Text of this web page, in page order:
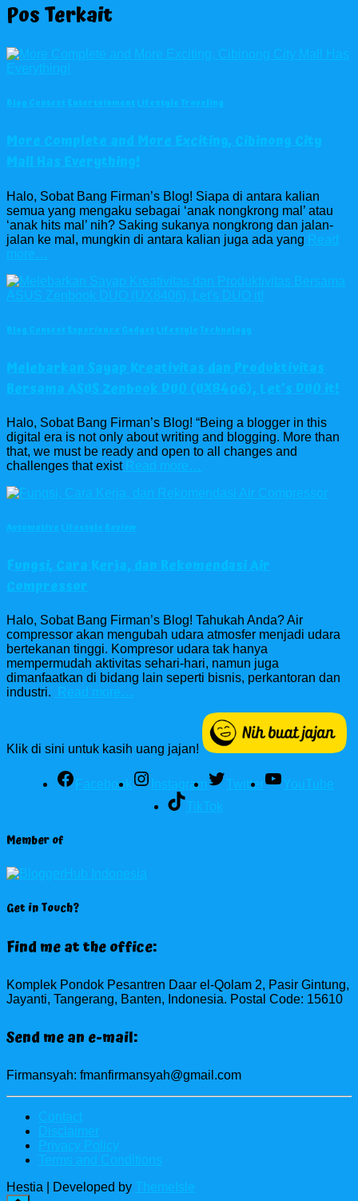
Pos Terkait
Blog ContestEntertainmentLifestyleTraveling
More Complete and More Exciting, Cibinong City
Mall Has Everything!
Halo, Sobat Bang Firman’s Blog! Siapa di antara kalian
semua yang mengaku sebagai ‘anak nongkrong mal’ atau
‘anak hits mal’ nih? Saking sukanya nongkrong dan jalan-
jalan ke mal, mungkin di antara kalian juga ada yang Read
more…
Blog ContestExperience GadgetLifestyle Technology
Melebarkan Sayap Kreativitas dan Produktivitas
Bersama ASUS Zenbook DUO (UX8406), Let’s DUO it!
Halo, Sobat Bang Firman’s Blog! “Being a blogger in this
digital era is not only about writing and blogging. More than
that, we must be ready and open to all changes and
challenges that existRead more…
AutomotiveLifestyleReview
Fungsi, Cara Kerja, dan Rekomendasi Air
Compressor
Halo, Sobat Bang Firman’s Blog! Tahukah Anda? Air
compressor akan mengubah udara atmosfer menjadi udara
bertekanan tinggi. Kompresor udara tak hanya
mempermudah aktivitas sehari-hari, namun juga
dimanfaatkan di bidang lain seperti bisnis, perkantoran dan
industri.
Read more…
Klik di sini untuk kasih uang jajan!
Facebook Instagram Twitter
YouTube
TikTok
Member of
Get in Touch?
Find me at the office:
Komplek Pondok Pesantren Daar el-Qolam 2, Pasir Gintung,
Jayanti, Tangerang, Banten, Indonesia. Postal Code: 15610
Send me an e-mail:
Firmansyah: fmanfirmansyah@gmail.com
Contact
Disclaimer
Privacy Policy
Terms and Conditions
Hestia | Developed by ThemeIsle